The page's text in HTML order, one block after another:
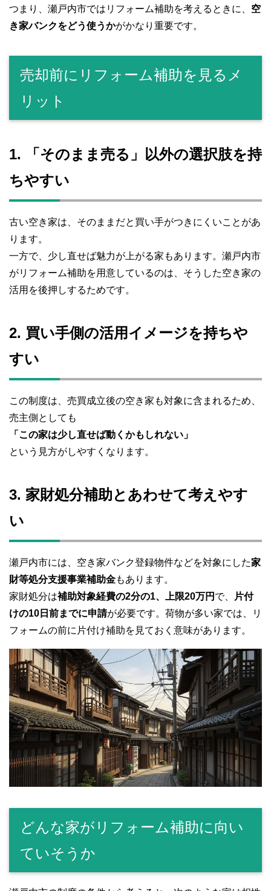
つまり、瀬戸内市ではリフォーム補助を考えるときに、 空
き家バンクをどう使うかがかなり重要です。
売却前にリフォーム補助を見るメ
リット
1. 「そのまま売る」以外の選択肢を持
ちやすい
古い空き家は、そのままだと買い手がつきにくいことがあ
ります。
一方で、少し直せば魅力が上がる家もあります。瀬戸内市
がリフォーム補助を用意しているのは、そうした空き家の
活用を後押しするためです。
2. 買い手側の活用イメージを持ちや
すい
この制度は、売買成立後の空き家も対象に含まれるため、
売主側としても
「この家は少し直せば動くかもしれない」
という見方がしやすくなります。
3. 家財処分補助とあわせて考えやす
い
瀬戸内市には、空き家バンク登録物件などを対象にした家
財等処分支援事業補助金もあります。
家財処分は補助対象経費の2分の1、上限20万円 で、
片付
けの10日前までに申請が必要です。荷物が多い家では、リ
フォームの前に片付け補助を見ておく意味があります。
どんな家がリフォーム補助に向い
ていそうか